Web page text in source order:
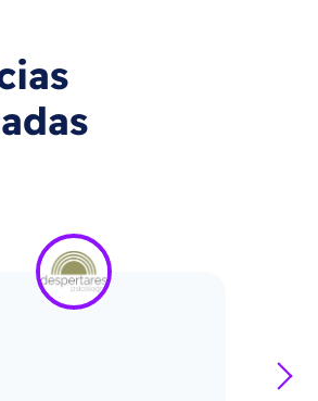
next